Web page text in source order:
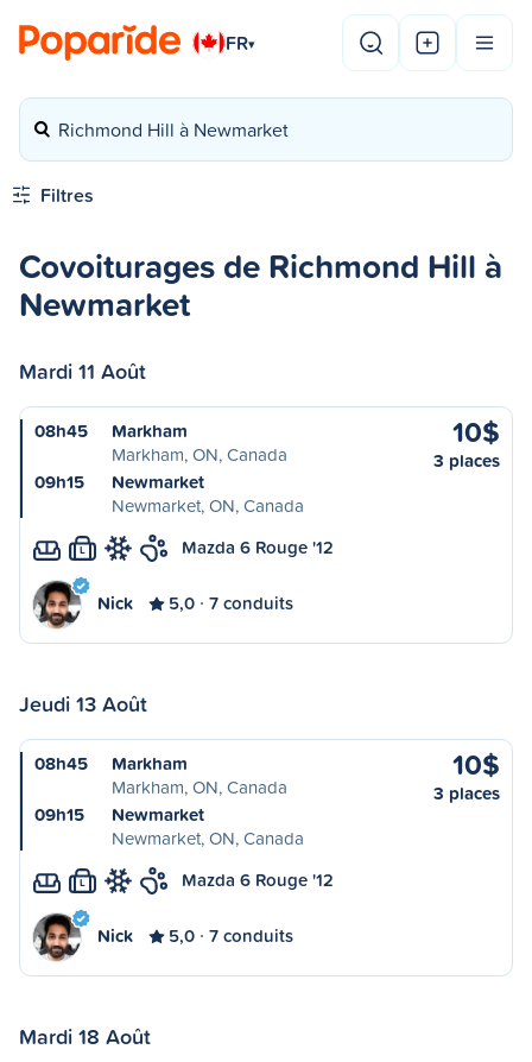
FR▾
Richmond Hill à Newmarket
Filtres
Covoiturages de Richmond Hill à
Newmarket
Mardi 11 Août
08h45
Markham
Markham, ON, Canada
09h15
Newmarket
Newmarket, ON, Canada
10$
3 places
L Mazda 6 Rouge '12
Nick 5,0 7 conduits
Jeudi 13 Août
08h45
Markham
Markham, ON, Canada
09h15
Newmarket
Newmarket, ON, Canada
10$
3 places
L Mazda 6 Rouge '12
Nick 5,0 7 conduits
Mardi 18 Août